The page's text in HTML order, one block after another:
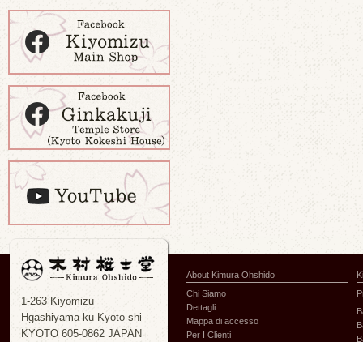
1-263 Kiyomizu
Hgashiyama-ku Kyoto-shi
KYOTO 605-0862 JAPAN
About Kimura Ohshido
Chi Siamo
Dettagli
Mappa di accesso
Per I Clienti